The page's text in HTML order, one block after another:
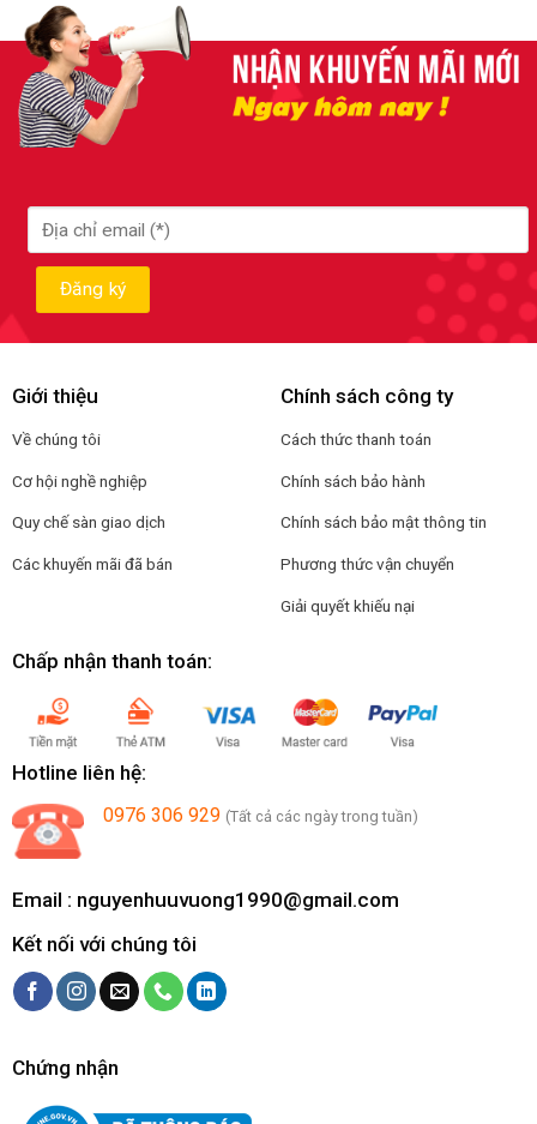
Giới thiệu
Về chúng tôi
Cơ hội nghề nghiệp
Quy chế sàn giao dịch
Các khuyến mãi đã bán
Chính sách công ty
Cách thức thanh toán
Chính sách bảo hành
Chính sách bảo mật thông tin
Phương thức vận chuyển
Giải quyết khiếu nại
Chấp nhận thanh toán:
Hotline liên hệ:
0976 306 929 (Tất cả các ngày trong tuần)
Email : nguyenhuuvuong1990@gmail.com
Kết nối với chúng tôi
Chứng nhận